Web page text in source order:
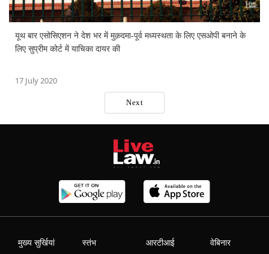
यूथ बार एसोसिएशन ने देश भर में मुक़दमा-पूर्व मध्यस्थता के लिए एसओपी बनाने के
लिए सुप्रीम कोर्ट में याचिका दायर की
17 July 2020
Next
मुख्य सुर्खियां स्तंभ आरटीआई वेबिनार